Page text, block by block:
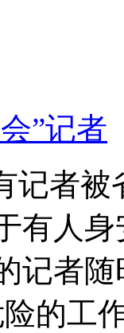
”记者
记者
有人
记者
的工